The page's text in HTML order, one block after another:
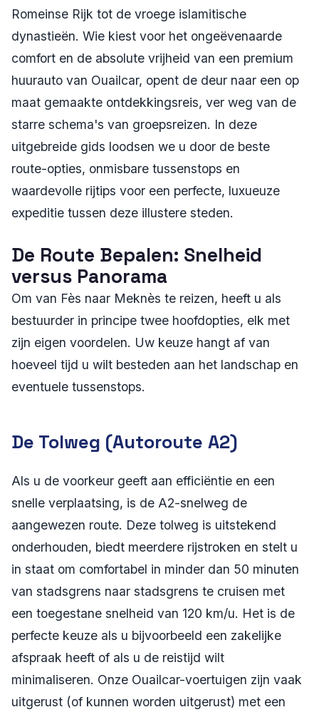
Romeinse Rijk tot de vroege islamitische
dynastieën. Wie kiest voor het ongeëvenaarde
comfort en de absolute vrijheid van een premium
huurauto van Ouailcar, opent de deur naar een op
maat gemaakte ontdekkingsreis, ver weg van de
starre schema's van groepsreizen. In deze
uitgebreide gids loodsen we u door de beste
route-opties, onmisbare tussenstops en
waardevolle rijtips voor een perfecte, luxueuze
expeditie tussen deze illustere steden.
De Route Bepalen: Snelheid
versus Panorama
Om van Fès naar Meknès te reizen, heeft u als
bestuurder in principe twee hoofdopties, elk met
zijn eigen voordelen. Uw keuze hangt af van
hoeveel tijd u wilt besteden aan het landschap en
eventuele tussenstops.
De Tolweg (Autoroute A2)
Als u de voorkeur geeft aan efficiëntie en een
snelle verplaatsing, is de A2-snelweg de
aangewezen route. Deze tolweg is uitstekend
onderhouden, biedt meerdere rijstroken en stelt u
in staat om comfortabel in minder dan 50 minuten
van stadsgrens naar stadsgrens te cruisen met
een toegestane snelheid van 120 km/u. Het is de
perfecte keuze als u bijvoorbeeld een zakelijke
afspraak heeft of als u de reistijd wilt
minimaliseren. Onze Ouailcar-voertuigen zijn vaak
uitgerust (of kunnen worden uitgerust) met een